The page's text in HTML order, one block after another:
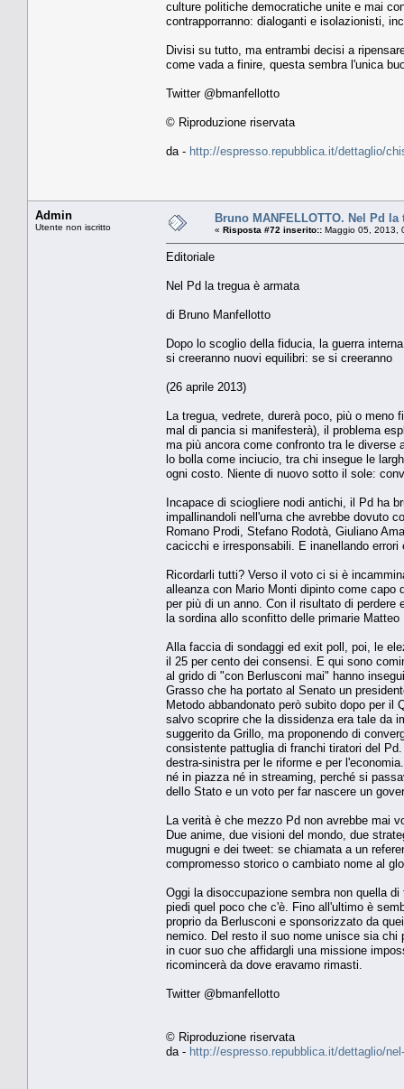
culture politiche democratiche unite e mai
contrapporranno: dialoganti e isolazionisti,
Divisi su tutto, ma entrambi decisi a
come vada a finire, questa sembra l'unica
Twitter @bmanfellotto
© Riproduzione riservata
da - http://espresso.repubblica.it/dettaglio/
Admin
Utente non iscritto
Bruno MANFELLOTTO. Nel Pd la
« Risposta #72 inserito:: Maggio 05, 2013,
Editoriale
Nel Pd la tregua è armata
di Bruno Manfellotto
Dopo lo scoglio della fiducia, la guerra
si creeranno nuovi equilibri: se si creeranno
(26 aprile 2013)
La tregua, vedrete, durerà poco, più o meno
mal di pancia si manifesterà), il problema
ma più ancora come confronto tra le
lo bolla come inciucio, tra chi insegue le
ogni costo. Niente di nuovo sotto il sole:
Incapace di sciogliere nodi antichi, il Pd ha
impallinandoli nell'urna che avrebbe dovuto
Romano Prodi, Stefano Rodotà, Giuliano
cacicchi e irresponsabili. E inanellando
Ricordarli tutti? Verso il voto ci si è
alleanza con Mario Monti dipinto come capo
per più di un anno. Con il risultato di
la sordina allo sconfitto delle primarie
Alla faccia di sondaggi ed exit poll, poi, le
il 25 per cento dei consensi. E qui sono
al grido di "con Berlusconi mai" hanno
Grasso che ha portato al Senato un
Metodo abbandonato però subito dopo per
salvo scoprire che la dissidenza era tale da
suggerito da Grillo, ma proponendo di
consistente pattuglia di franchi tiratori del
destra-sinistra per le riforme e per
né in piazza né in streaming, perché si
dello Stato e un voto per far nascere un
La verità è che mezzo Pd non avrebbe mai
Due anime, due visioni del mondo, due
mugugni e dei tweet: se chiamata a un
compromesso storico o cambiato nome al
Oggi la disoccupazione sembra non quella
piedi quel poco che c'è. Fino all'ultimo è
proprio da Berlusconi e sponsorizzato da
nemico. Del resto il suo nome unisce sia chi
in cuor suo che affidargli una missione
ricomincerà da dove eravamo rimasti.
Twitter @bmanfellotto
© Riproduzione riservata
da - http://espresso.repubblica.it/dettaglio/